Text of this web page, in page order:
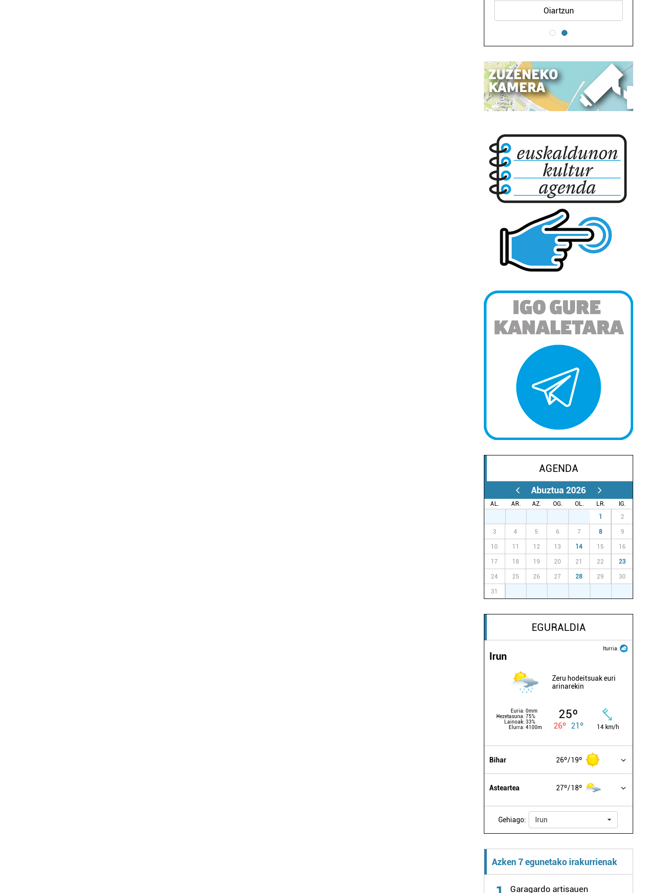
Oiartzun
AGENDA
Abuztua 2026
AL. AR. AZ. OG. OL. LR.
IG.
1 2
3 4 5 6 7 8 9
10 11 12 13 14 15 16
17 18 19 20 21 22 23
24 25 26 27 28 29 30
31
EGURALDIA
Iturria:
Irun
Zeru hodeitsuak euri
arinarekin
Euria: 0mm
Hezetasuna: 75%
Lainoak: 33%
Elurra: 4100m
25º
26º 21º 14 km/h
Bihar 26º 19º
Asteartea 27º 18º
Gehiago: Irun
Azken 7 egunetako irakurrienak
Garagardo artisauen